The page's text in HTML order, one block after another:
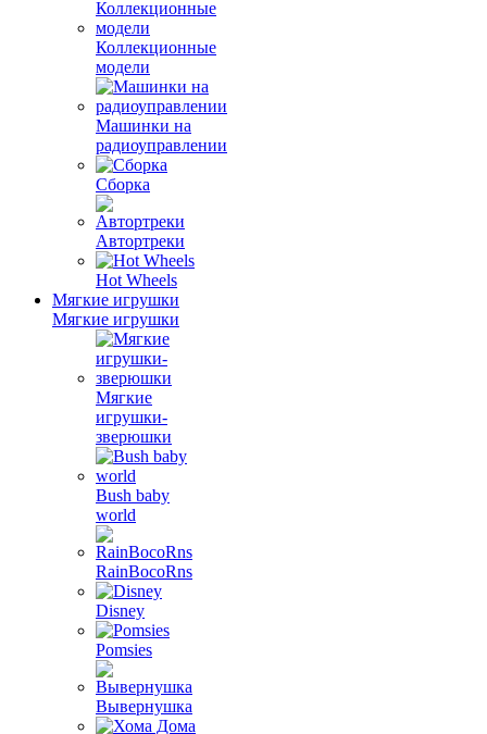
Коллекционные
модели
Машинки на
радиоуправлении
Сборка
Автортреки
Hot Wheels
Мягкие игрушки
Мягкие игрушки
Мягкие
игрушки-
зверюшки
Bush baby
world
RainBocoRns
Disney
Pomsies
Вывернушка